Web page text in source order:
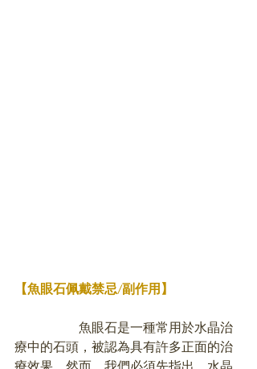
【魚眼石佩戴禁忌/副作用】
療中的石頭，被認為具有許多正面的治